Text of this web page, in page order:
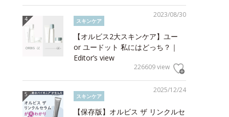
2023/08/30
スキンケア
【オルビス2大スキンケア】ユー
or ユードット 私にはどっち？｜
Editor’s view
226609 view
2025/12/24
スキンケア
【保存版】オルビス ザ リンクルセ